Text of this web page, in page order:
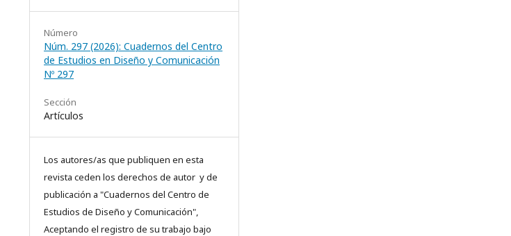
Número
Núm. 297 (2026): Cuadernos del Centro
de Estudios en Diseño y Comunicación
Nº 297
Sección
Artículos
Los autores/as que publiquen en esta
revista ceden los derechos de autor y de
publicación a "Cuadernos del Centro de
Estudios de Diseño y Comunicación",
Aceptando el registro de su trabajo bajo